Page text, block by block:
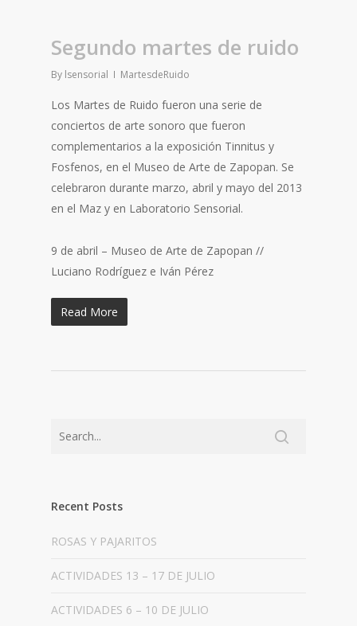
Segundo martes de ruido
By lsensorial MartesdeRuido
Los Martes de Ruido fueron una serie de
conciertos de arte sonoro que fueron
complementarios a la exposición Tinnitus y
Fosfenos, en el Museo de Arte de Zapopan. Se
celebraron durante marzo, abril y mayo del 2013
en el Maz y en Laboratorio Sensorial.
9 de abril – Museo de Arte de Zapopan //
Luciano Rodríguez e Iván Pérez
Read More
Recent Posts
ROSAS Y PAJARITOS
ACTIVIDADES 13 – 17 DE JULIO
ACTIVIDADES 6 – 10 DE JULIO